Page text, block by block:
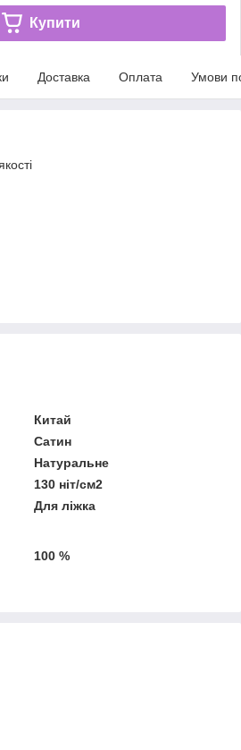
Купити
Доставка Оплата Умови
Китай
Сатин
Натуральне
130 ніт/см2
Для ліжка
100 %